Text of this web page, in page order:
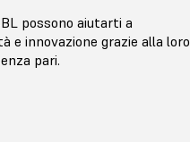
possono aiutarti a
e innovazione grazie alla loro
pari.